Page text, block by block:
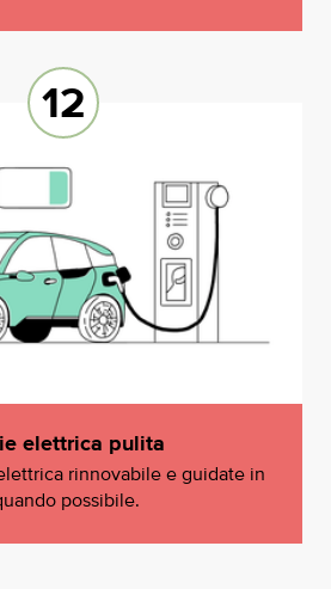
elettrica pulita
rinnovabile e guidate in
possibile.